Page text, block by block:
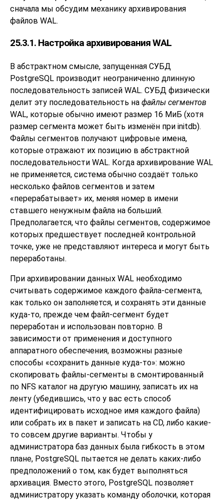
сначала мы обсудим механику архивирования
файлов WAL.
25.3.1. Настройка архивирования WAL
В абстрактном смысле, запущенная СУБД
PostgreSQL производит неограниченно длинную
последовательность записей WAL. СУБД физически
делит эту последовательность на файлы сегментов
WAL, которые обычно имеют размер 16 МиБ (хотя
размер сегмента может быть изменён при initdb).
Файлы сегментов получают цифровые имена,
которые отражают их позицию в абстрактной
последовательности WAL. Когда архивирование WAL
не применяется, система обычно создаёт только
несколько файлов сегментов и затем
«перерабатывает» их, меняя номер в имени
ставшего ненужным файла на больший.
Предполагается, что файлы сегментов, содержимое
которых предшествует последней контрольной
точке, уже не представляют интереса и могут быть
переработаны.
При архивировании данных WAL необходимо
считывать содержимое каждого файла-сегмента,
как только он заполняется, и сохранять эти данные
куда-то, прежде чем файл-сегмент будет
переработан и использован повторно. В
зависимости от применения и доступного
аппаратного обеспечения, возможны разные
способы «сохранить данные куда-то»: можно
скопировать файлы-сегменты в смонтированный
по NFS каталог на другую машину, записать их на
ленту (убедившись, что у вас есть способ
идентифицировать исходное имя каждого файла)
или собрать их в пакет и записать на CD, либо какие-
то совсем другие варианты. Чтобы у
администратора баз данных была гибкость в этом
плане, PostgreSQL пытается не делать каких-либо
предположений о том, как будет выполняться
архивация. Вместо этого, PostgreSQL позволяет
администратору указать команду оболочки, которая